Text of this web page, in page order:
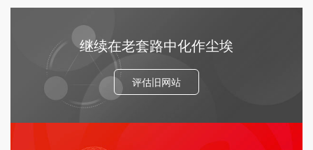
继续在老套路中化作尘埃
评估旧网站